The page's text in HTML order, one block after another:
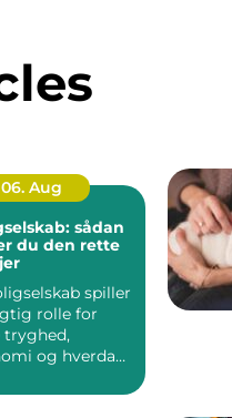
06. Aug
sådan
du den rette
spiller
rolle for
tryghed,
og hverdag,